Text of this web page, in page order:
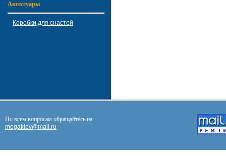
Аксессуары
Коробки для снастей
По всем вопросам обращайтесь на
megaklev@mail.ru